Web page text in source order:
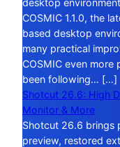
desktop
COSMIC 1.1.0, the
based desktop
many practical
COSMIC even more
been following… […]
Shotcut 26.6: High
Monitor & More
Shotcut 26.6 brings
preview, restored